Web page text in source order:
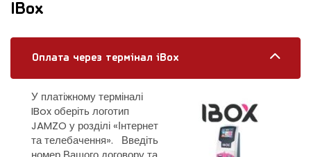
IBox
Оплата через термінал iBox
У платіжному терміналі
IBox оберіть логотип
JAMZO у розділі «Інтернет
та телебачення». Введіть